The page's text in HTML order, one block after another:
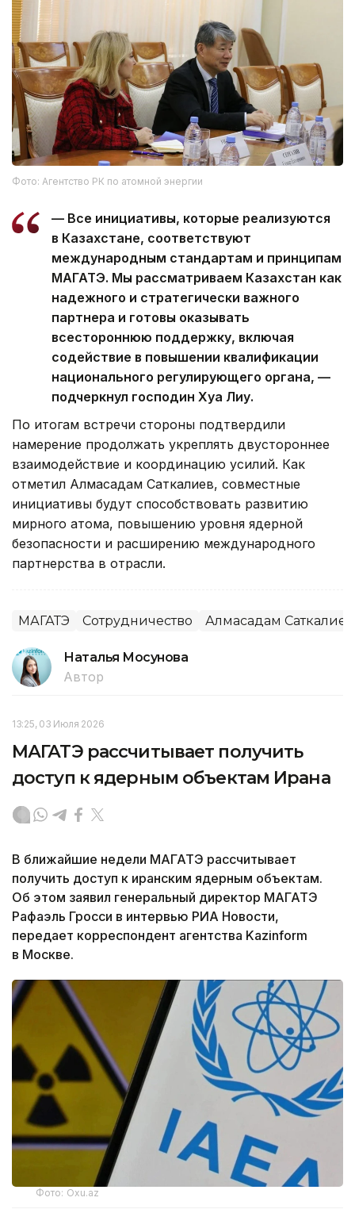
Фото: Агентство РК по атомной энергии
— Все инициативы, которые реализуются
в Казахстане, соответствуют
международным стандартам и принципам
МАГАТЭ. Мы рассматриваем Казахстан как
надежного и стратегически важного
партнера и готовы оказывать
всестороннюю поддержку, включая
содействие в повышении квалификации
национального регулирующего органа, —
подчеркнул господин Хуа Лиу.
По итогам встречи стороны подтвердили
намерение продолжать укреплять двустороннее
взаимодействие и координацию усилий. Как
отметил Алмасадам Саткалиев, совместные
инициативы будут способствовать развитию
мирного атома, повышению уровня ядерной
безопасности и расширению международного
партнерства в отрасли.
МАГАТЭ Сотрудничество Алмасадам Саткалиев
Наталья Мосунова
Автор
13:25, 03 Июля 2026
МАГАТЭ рассчитывает получить
доступ к ядерным объектам Ирана
В ближайшие недели МАГАТЭ рассчитывает
получить доступ к иранским ядерным объектам.
Об этом заявил генеральный директор МАГАТЭ
Рафаэль Гросси в интервью РИА Новости,
передает корреспондент агентства Kazinform
в Москве.
Фото: Oxu.az